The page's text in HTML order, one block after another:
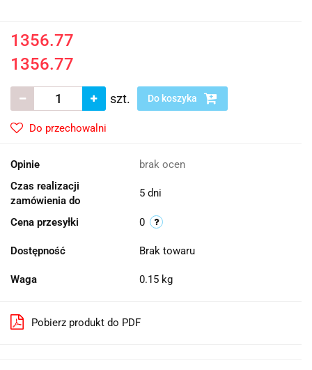
1356.77
1356.77
szt. Do koszyka
Do przechowalni
Opinie
brak ocen
Czas realizacji
zamówienia do
5 dni
Cena przesyłki 0
Dostępność Brak towaru
Waga 0.15 kg
Pobierz produkt do PDF